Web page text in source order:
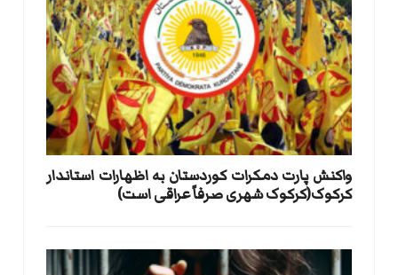
واکنش پارت دمکرات کوردستان به اظهارات استاندار
کرکوک(کرکوک شهری صرفاً عراقی است)